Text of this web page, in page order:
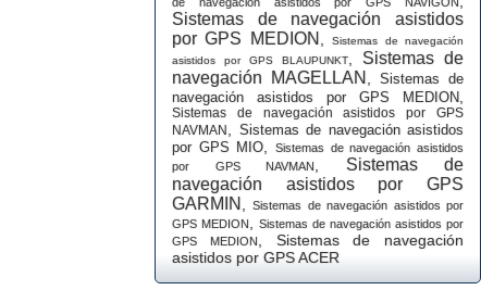
Sistemas de navegación asistidos
por GPS MEDION
,Sistemas de navegación
asistidos por GPS BLAUPUNKT
Sistemas de
navegación MAGELLAN
Sistemas de
navegación asistidos por GPS MEDION
Sistemas de navegación asistidos por GPS
NAVMAN
Sistemas de navegación asistidos
por GPS MIO ,Sistemas de navegación asistidos
por GPS NAVMAN
Sistemas de
navegación asistidos por GPS
GARMIN
,Sistemas de navegación asistidos por
GPS MEDION
Sistemas de navegación asistidos por
GPS MEDION
Sistemas de navegación
asistidos por GPS ACER